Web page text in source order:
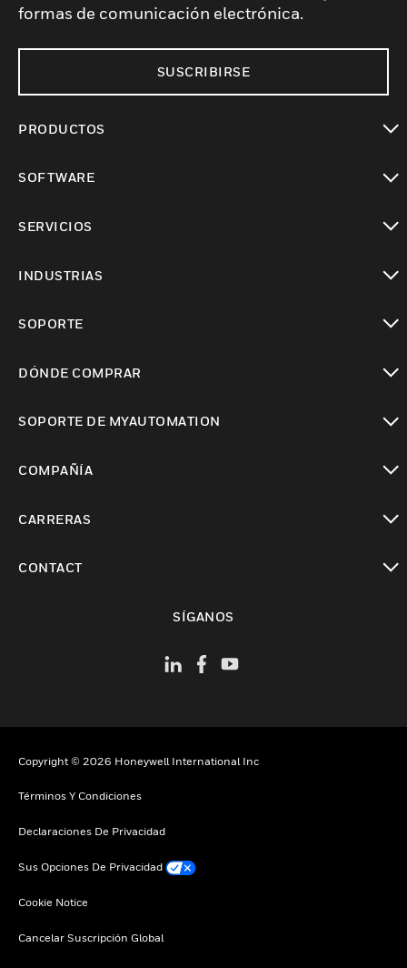
formas de comunicación electrónica.
SUSCRIBIRSE
PRODUCTOS
SOFTWARE
SERVICIOS
INDUSTRIAS
SOPORTE
DÓNDE COMPRAR
SOPORTE DE MYAUTOMATION
COMPAÑÍA
CARRERAS
CONTACT
SÍGANOS
Copyright © 2026 Honeywell International Inc
Términos Y Condiciones
Declaraciones De Privacidad
Sus Opciones De Privacidad
Cookie Notice
Cancelar Suscripción Global